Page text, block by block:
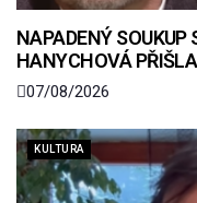
NAPADENÝ
HANYCHOVÁ
07/08/2026
KULTURA